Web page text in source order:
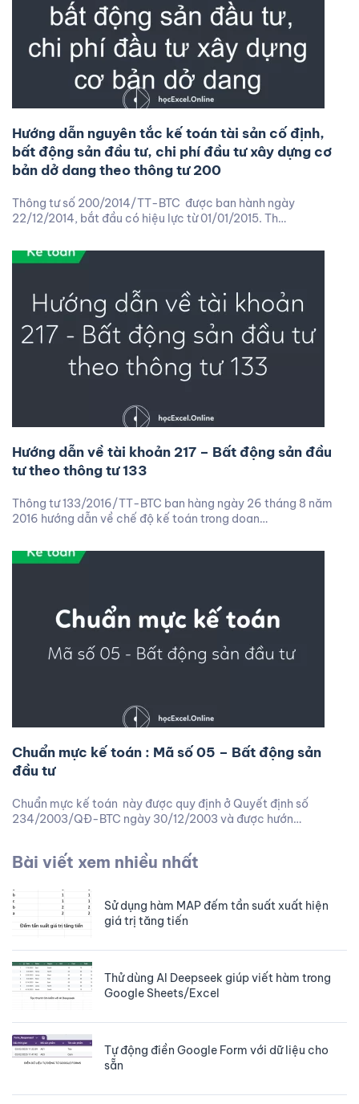
Hướng dẫn nguyên tắc kế toán tài sản cố định,
bất động sản đầu tư, chi phí đầu tư xây dựng cơ
bản dở dang theo thông tư 200
Thông tư số 200/2014/TT-BTC được ban hành ngày
22/12/2014, bắt đầu có hiệu lực từ 01/01/2015. Th…
Hướng dẫn về tài khoản 217 – Bất động sản đầu
tư theo thông tư 133
Thông tư 133/2016/TT-BTC ban hàng ngày 26 tháng 8 năm
2016 hướng dẫn về chế độ kế toán trong doan…
Chuẩn mực kế toán : Mã số 05 – Bất động sản
đầu tư
Chuẩn mực kế toán này được quy định ở Quyết định số
234/2003/QĐ-BTC ngày 30/12/2003 và được hướn…
Bài viết xem nhiều nhất
Sử dụng hàm MAP đếm tần suất xuất hiện
giá trị tăng tiến
Thử dùng AI Deepseek giúp viết hàm trong
Google Sheets/Excel
Tự động điền Google Form với dữ liệu cho
sẵn